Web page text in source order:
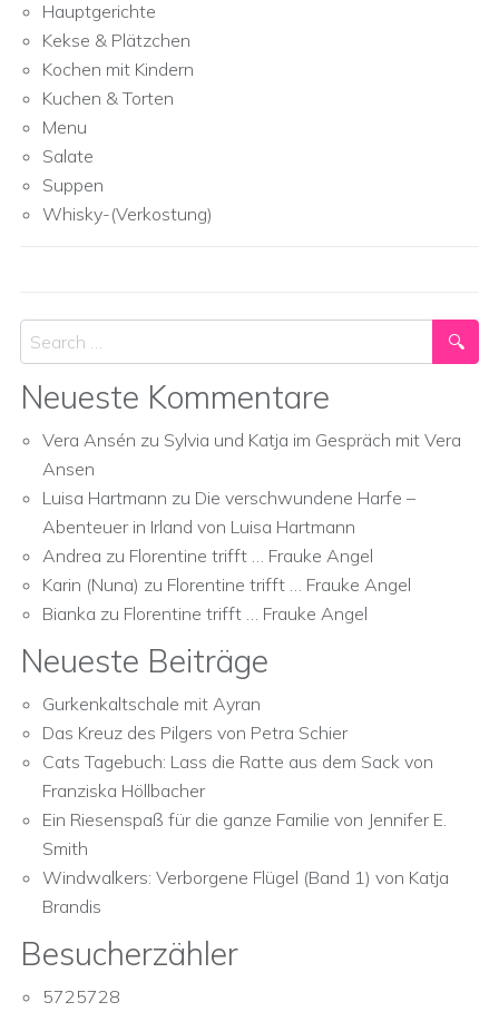
Hauptgerichte
Kekse & Plätzchen
Kochen mit Kindern
Kuchen & Torten
Menu
Salate
Suppen
Whisky-(Verkostung)
Search
Neueste Kommentare
Vera Ansén zu Sylvia und Katja im Gespräch mit Vera
Ansen
Luisa Hartmann zu Die verschwundene Harfe –
Abenteuer in Irland von Luisa Hartmann
Andrea zu Florentine trifft … Frauke Angel
Karin (Nuna) zu Florentine trifft … Frauke Angel
Bianka zu Florentine trifft … Frauke Angel
Neueste Beiträge
Gurkenkaltschale mit Ayran
Das Kreuz des Pilgers von Petra Schier
Cats Tagebuch: Lass die Ratte aus dem Sack von
Franziska Höllbacher
Ein Riesenspaß für die ganze Familie von Jennifer E.
Smith
Windwalkers: Verborgene Flügel (Band 1) von Katja
Brandis
Besucherzähler
5725728